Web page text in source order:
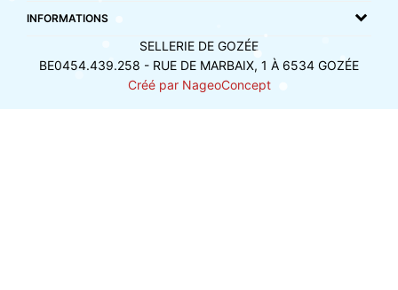
INFORMATIONS
SELLERIE DE GOZÉE
BE0454.439.258 - RUE DE MARBAIX, 1 À 6534 GOZÉE
Créé par NageoConcept